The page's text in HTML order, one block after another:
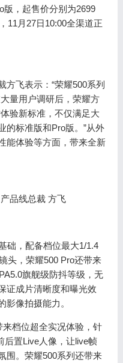
版，起售价分别为2699
11月27日10:00全渠道正
飞表示：“荣耀500系列
量用户调研后，荣耀方
验新标准，不仅满足大
的标准版和Pro版。”从外
能体验等方面，带来全新
品线总裁 方飞
础，配备档位最大1/1.4
头，荣耀500 Pro还带来
旗舰级防抖等级，无
证成片清晰度和曝光效
影像拍摄能力。
档位超全实况体验，针
后置Live人像，让live帧
围。荣耀500系列还带来